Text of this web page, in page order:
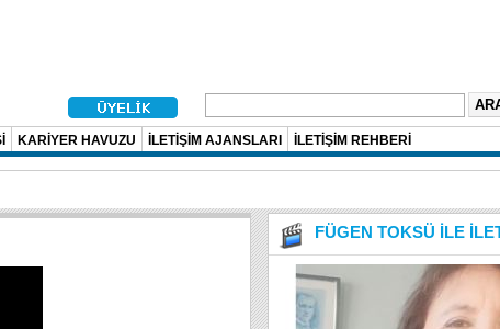
KARİYER HAVUZU İLETİŞİM AJANSLARI İLETİŞİM REHBERİ
FÜGEN TOKSÜ İLE